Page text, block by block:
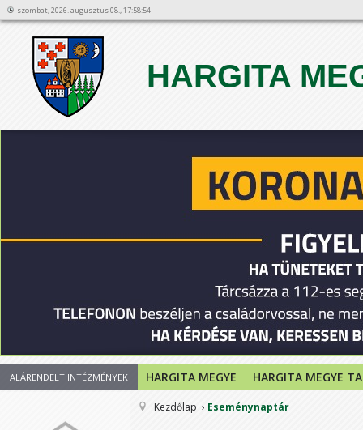
szombat, 2026. augusztus 08., 17:58:54
HARGITA
12
ALÁRENDELT INTÉZMÉNYEK HARGITA MEGYE HARGITA MEGYE
Kezdőlap Eseménynaptár